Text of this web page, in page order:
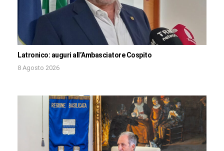
Latronico: auguri all’Ambasciatore Cospito
8 Agosto 2026